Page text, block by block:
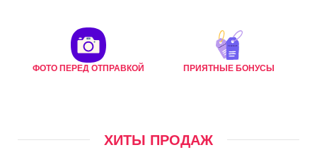
ФОТО ПЕРЕД ОТПРАВКОЙ ПРИЯТНЫЕ БОНУСЫ
ХИТЫ ПРОДАЖ